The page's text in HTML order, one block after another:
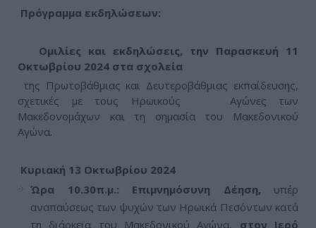
Πρόγραμμα εκδηλώσεων:
Ομιλίες και εκδηλώσεις, την Παρασκευή 11
Οκτωβρίου 2024 στα σχολεία
της Πρωτοβάθμιας και Δευτεροβάθμιας εκπαίδευσης,
σχετικές με τους Ηρωικούς Αγώνες των
Μακεδονομάχων και τη σημασία του Μακεδονικού
Αγώνα.
Κυριακή 13 Οκτωβρίου 2024
Ώρα 10.30π.μ.: Επιμνημόσυνη Δέηση, υπέρ
αναπαύσεως των ψυχών των Ηρωικά Πεσόντων κατά
τη διάρκεια του Μακεδονικού Αγώνα, στον Ιερό